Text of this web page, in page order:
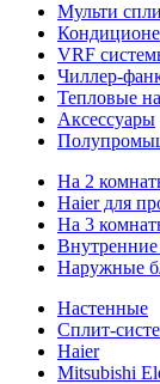
Мульти
VRF
Чиллер-
Тепловые
Аксессуары
На 2
Haier для
На 3
Наружные
Настенные
Сплит-
Haier
Mitsubishi